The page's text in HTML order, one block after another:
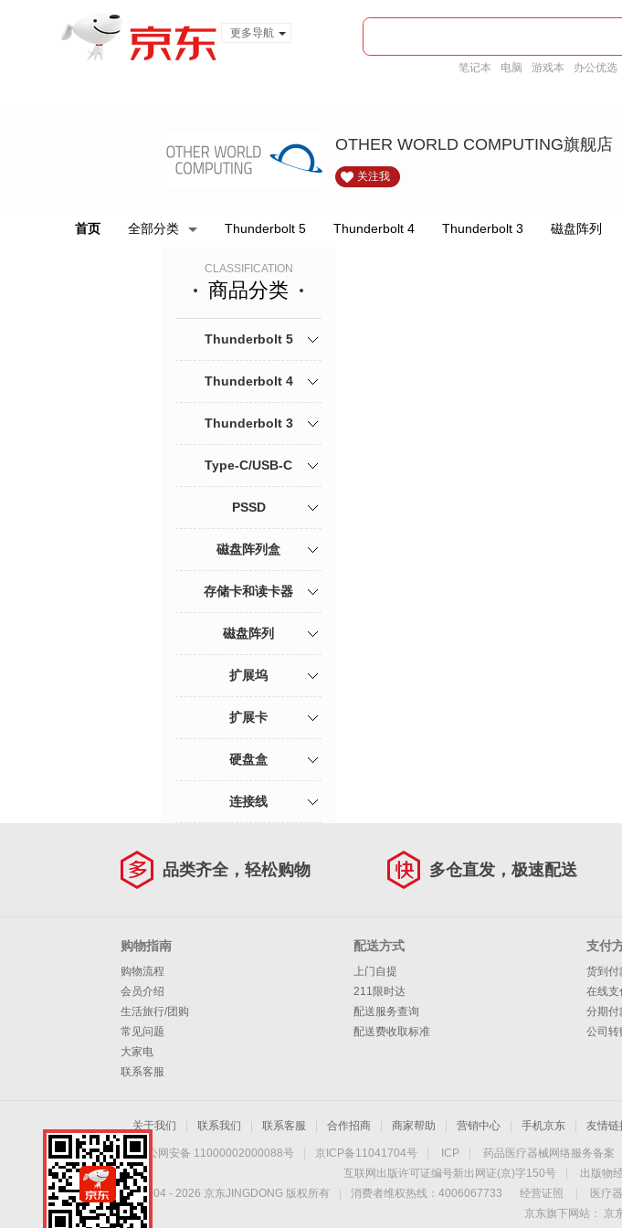
更多导航
笔记本 电脑 游戏本 办公优选
OTHER WORLD COMPUTING旗舰店
关注我
首页 全部分类 Thunderbolt 5 Thunderbolt 4 Thunderbolt 3 磁盘阵列
CLASSIFICATION
商品分类
Thunderbolt 5
Thunderbolt 4
Thunderbolt 3
Type-C/USB-C
PSSD
磁盘阵列盒
存储卡和读卡器
磁盘阵列
扩展坞
扩展卡
硬盘盒
连接线
品类齐全，轻松购物 多仓直发，极速配送
购物指南
购物流程
会员介绍
生活旅行/团购
常见问题
大家电
联系客服
配送方式
上门自提
211限时达
配送服务查询
配送费收取标准
支付
货到付
在线支
分期付
公司转
关于我们 联系我们 联系客服 合作招商 商家帮助 营销中心 手机京东 友情链
京公网安备 11000002000088号 京ICP备11041704号 ICP 药品医疗器械网络服务备案
互联网出版许可证编号新出网证(京)字150号
出版物
Copyright © 2004 - 2026 京东JINGDONG 版权所有 消费者维权热线：4006067733 经营证照 医疗
京东旗下网站：
京